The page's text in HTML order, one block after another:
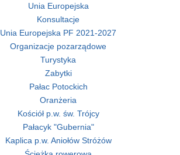
Unia Europejska
Konsultacje
Unia Europejska PF 2021-2027
Organizacje pozarządowe
Turystyka
Zabytki
Pałac Potockich
Oranżeria
Kościół p.w. św. Trójcy
Pałacyk "Gubernia"
Kaplica p.w. Aniołów Stróżów